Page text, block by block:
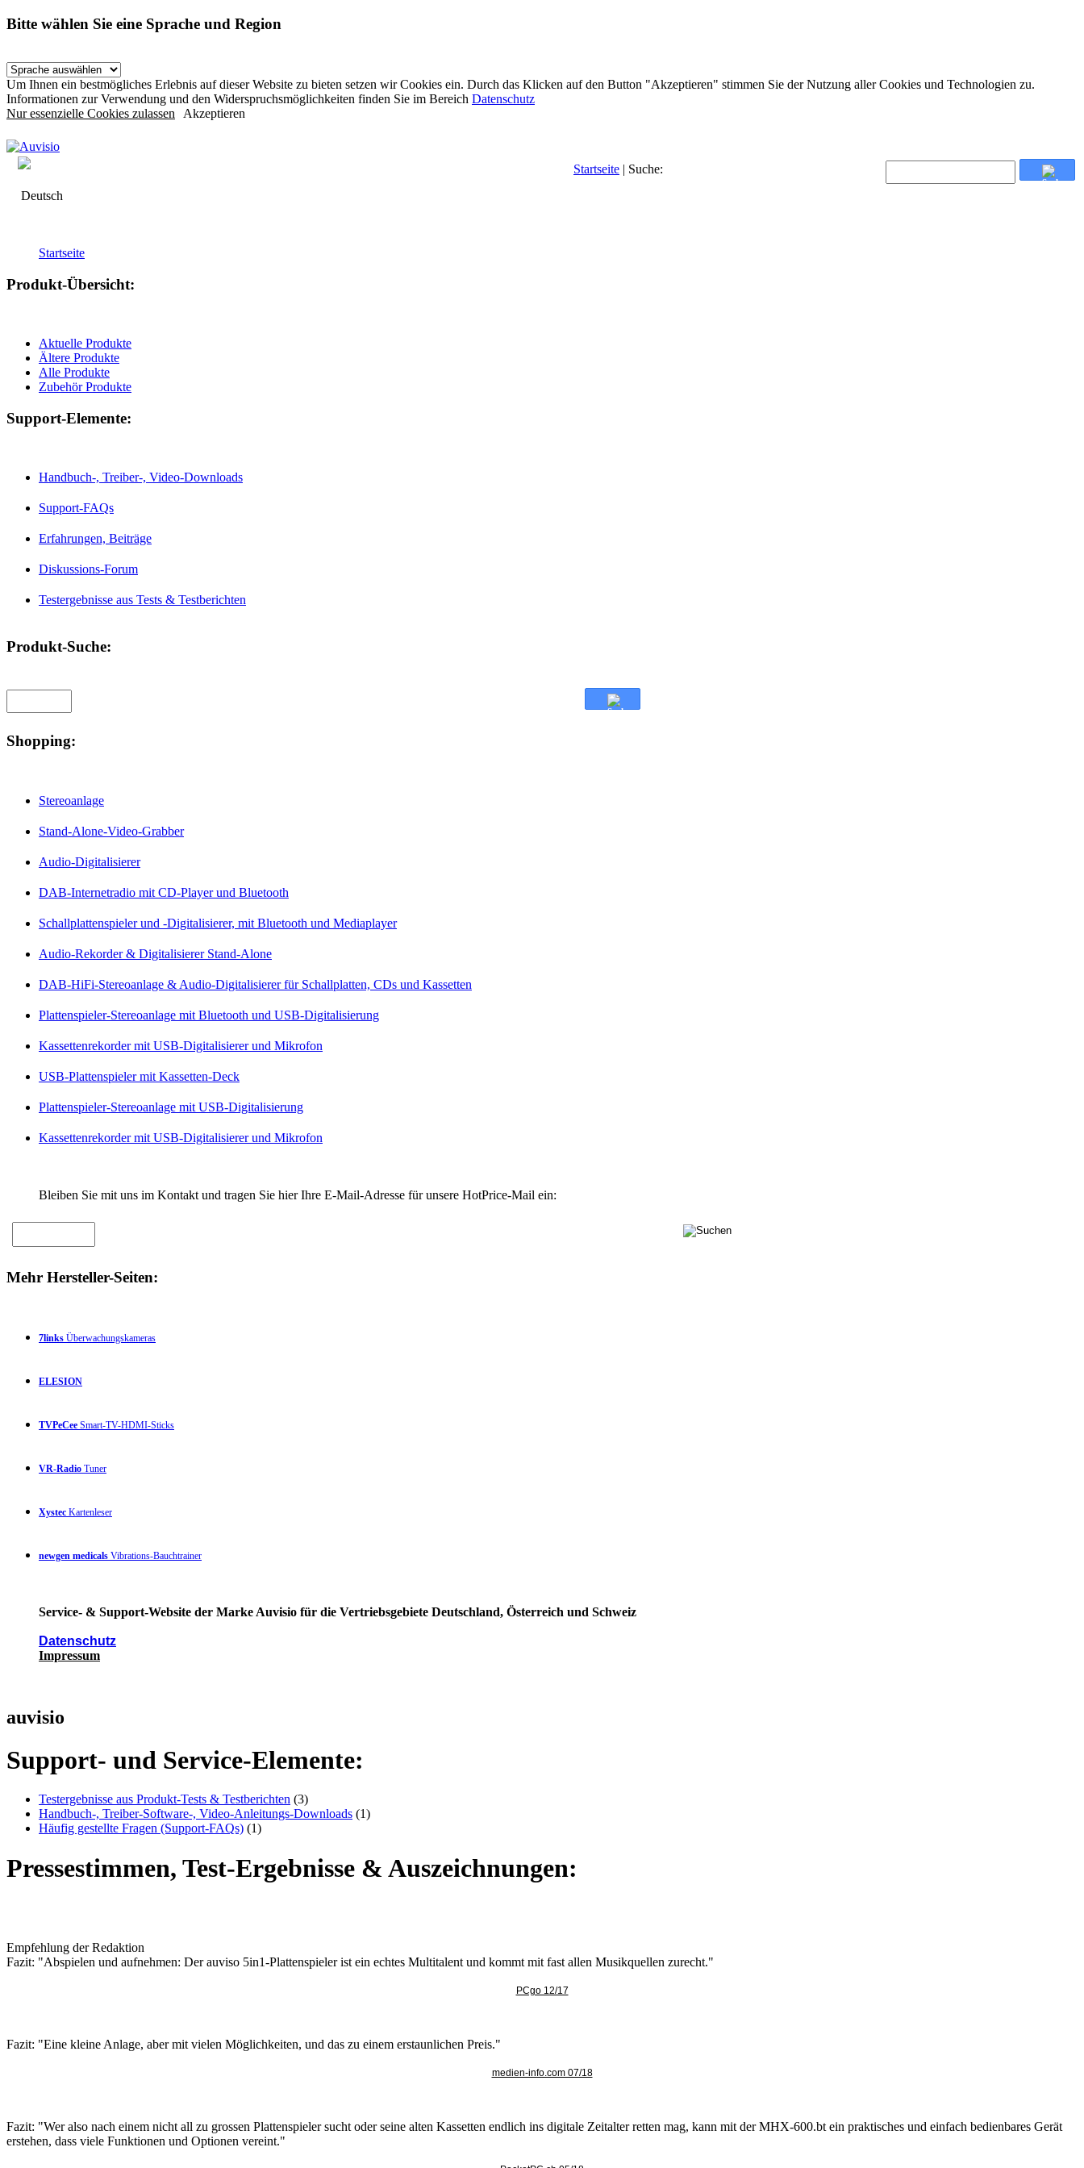
Bitte wählen Sie eine Sprache und Region
Um Ihnen ein bestmögliches Erlebnis auf dieser Website zu bieten setzen wir Cookies ein. Durch das Klicken auf den Button "Akzeptieren" stimmen Sie der Nutzung aller Cookies und Technologien zu.
Informationen zur Verwendung und den Widerspruchsmöglichkeiten finden Sie im Bereich Datenschutz
Nur essenzielle Cookies zulassen Akzeptieren
Deutsch
Startseite | Suche:
Startseite
Produkt-Übersicht:
Aktuelle Produkte
Ältere Produkte
Alle Produkte
Zubehör Produkte
Support-Elemente:
Handbuch-, Treiber-, Video-Downloads
Support-FAQs
Erfahrungen, Beiträge
Diskussions-Forum
Testergebnisse aus Tests & Testberichten
Produkt-Suche:
Shopping:
Stereoanlage
Stand-Alone-Video-Grabber
Audio-Digitalisierer
DAB-Internetradio mit CD-Player und Bluetooth
Schallplattenspieler und -Digitalisierer, mit Bluetooth und Mediaplayer
Audio-Rekorder & Digitalisierer Stand-Alone
DAB-HiFi-Stereoanlage & Audio-Digitalisierer für Schallplatten, CDs und Kassetten
Plattenspieler-Stereoanlage mit Bluetooth und USB-Digitalisierung
Kassettenrekorder mit USB-Digitalisierer und Mikrofon
USB-Plattenspieler mit Kassetten-Deck
Plattenspieler-Stereoanlage mit USB-Digitalisierung
Kassettenrekorder mit USB-Digitalisierer und Mikrofon
Bleiben Sie mit uns im Kontakt und tragen Sie hier Ihre E-Mail-Adresse für unsere HotPrice-Mail ein:
Mehr Hersteller-Seiten:
7links Überwachungskameras
ELESION
TVPeCee Smart-TV-HDMI-Sticks
VR-Radio Tuner
Xystec Kartenleser
newgen medicals Vibrations-Bauchtrainer
Service- & Support-Website der Marke Auvisio für die Vertriebsgebiete Deutschland, Österreich und Schweiz
Datenschutz
Impressum
auvisio
Support- und Service-Elemente:
Testergebnisse aus Produkt-Tests & Testberichten (3)
Handbuch-, Treiber-Software-, Video-Anleitungs-Downloads (1)
Häufig gestellte Fragen (Support-FAQs) (1)
Pressestimmen, Test-Ergebnisse & Auszeichnungen:
Empfehlung der Redaktion
Fazit: "Abspielen und aufnehmen: Der auviso 5in1-Plattenspieler ist ein echtes Multitalent und kommt mit fast allen Musikquellen zurecht."
PCgo 12/17
Fazit: "Eine kleine Anlage, aber mit vielen Möglichkeiten, und das zu einem erstaunlichen Preis."
medien-info.com 07/18
Fazit: "Wer also nach einem nicht all zu grossen Plattenspieler sucht oder seine alten Kassetten endlich ins digitale Zeitalter retten mag, kann mit der MHX-600.bt ein praktisches und einfach bedienbares Gerät
erstehen, dass viele Funktionen und Optionen vereint."